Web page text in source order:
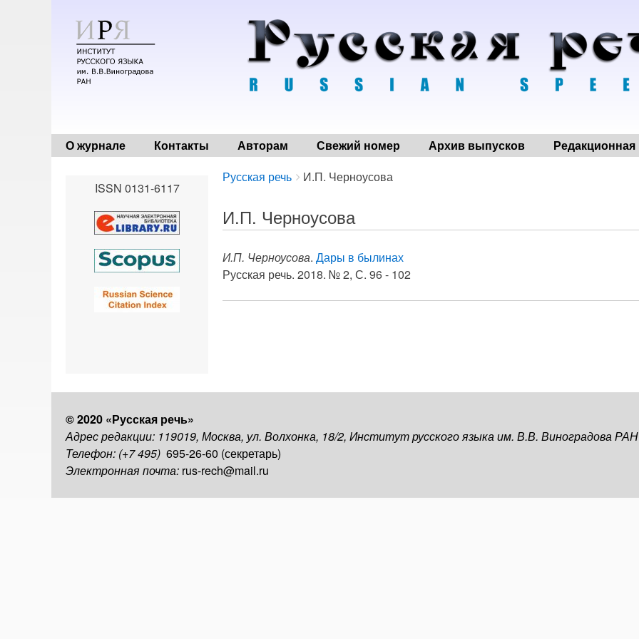
О журнале Контакты Авторам Свежий номер Архив выпусков Редакционная
Breadcrumbs
You
here:
Русская речь И.П. Черноусова
И.П. Черноусова
И.П. Черноусова. Дары в былинах
Русская речь. 2018. № 2, С. 96 - 102
ISSN 0131-6117
© 2020 «Русская речь»
Адрес редакции: 119019, Москва, ул. Волхонка, 18/2, Институт русского языка им. В.В. Виноградова РАН
Телефон: (+7 495) 695-26-60 (секретарь)
Электронная почта: rus-rech@mail.ru